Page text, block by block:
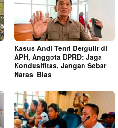
Kasus Andi Tenri Bergulir di
APH, Anggota DPRD: Jaga
Kondusifitas, Jangan Sebar
Narasi Bias